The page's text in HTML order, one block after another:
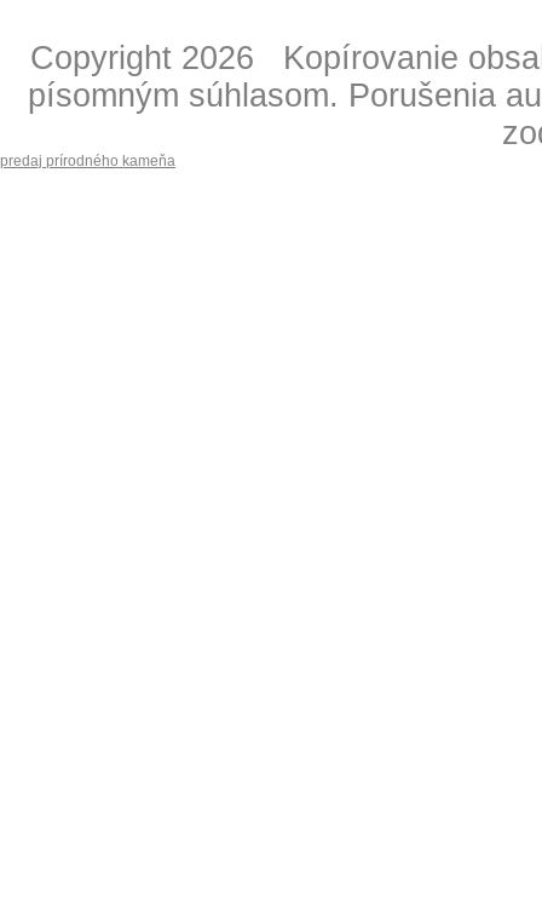
Copyright 2026 Kopírovanie
písomným súhlasom. Porušenia
predaj prírodného kameňa